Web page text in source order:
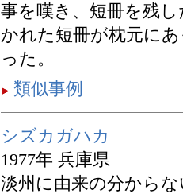
事を嘆き、短冊を残
かれた短冊が枕元に
った。
類似事例
シズカガハカ
1977年 兵庫県
淡州に由来の分から